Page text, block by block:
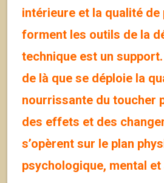
intérieure et la qualité de
forment les outils de la
technique est un support.
de là que se déploie la
nourrissante du toucher
des effets et des
s’opèrent sur le plan
psychologique, mental